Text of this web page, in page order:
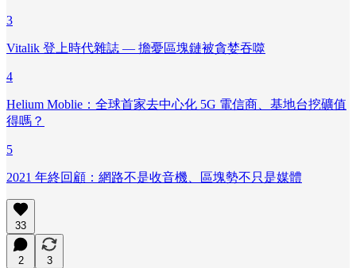
3
Vitalik 登上時代雜誌 — 擔憂區塊鏈被貪婪吞噬
4
Helium Moblie：全球首家去中心化 5G 電信商、基地台挖礦值
得嗎？
5
2021 年終回顧：網路不是收音機、區塊勢不只是媒體
33
2
3